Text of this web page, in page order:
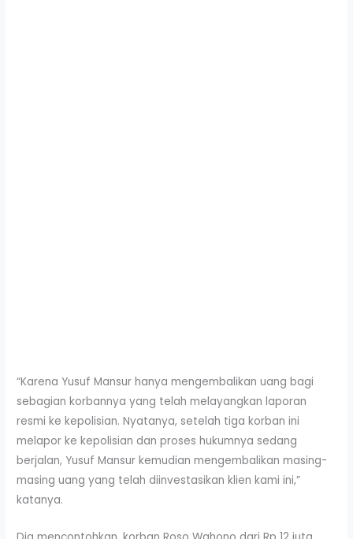
“Karena Yusuf Mansur hanya mengembalikan uang bagi
sebagian korbannya yang telah melayangkan laporan
resmi ke kepolisian. Nyatanya, setelah tiga korban ini
melapor ke kepolisian dan proses hukumnya sedang
berjalan, Yusuf Mansur kemudian mengembalikan masing-
masing uang yang telah diinvestasikan klien kami ini,”
katanya.